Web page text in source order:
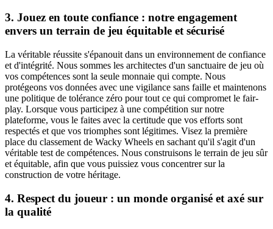
3. Jouez en toute confiance : notre engagement
envers un terrain de jeu équitable et sécurisé
La véritable réussite s'épanouit dans un environnement de confiance
et d'intégrité. Nous sommes les architectes d'un sanctuaire de jeu où
vos compétences sont la seule monnaie qui compte. Nous
protégeons vos données avec une vigilance sans faille et maintenons
une politique de tolérance zéro pour tout ce qui compromet le fair-
play. Lorsque vous participez à une compétition sur notre
plateforme, vous le faites avec la certitude que vos efforts sont
respectés et que vos triomphes sont légitimes. Visez la première
place du classement de Wacky Wheels en sachant qu'il s'agit d'un
véritable test de compétences. Nous construisons le terrain de jeu sûr
et équitable, afin que vous puissiez vous concentrer sur la
construction de votre héritage.
4. Respect du joueur : un monde organisé et axé sur
la qualité